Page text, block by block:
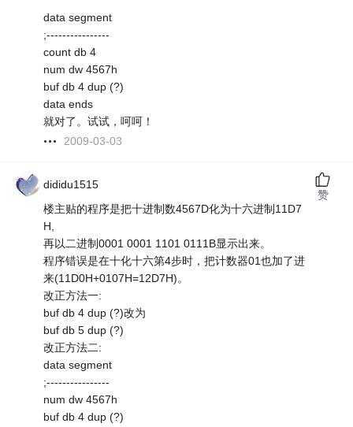
data segment
;----------------
count db 4
num dw 4567h
buf db 4 dup (?)
data ends
就对了。试试，呵呵！
2009-03-03
dididu1515
楼主贴的程序是把十进制数4567D化为十六进制11D7
H,
再以二进制0001 0001 1101 0111B显示出来。
程序错误是在十化十六第4步时，把计数器01也加了进
来(11D0H+0107H=12D7H)。
改正方法一:
buf db 4 dup (?)改为
buf db 5 dup (?)
改正方法二:
data segment
;----------------
num dw 4567h
buf db 4 dup (?)
赞